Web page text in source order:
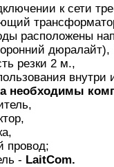
к сети
расположены
дюралайт),
резки 2 м.,
необходимы
провод;
- LaitCom.